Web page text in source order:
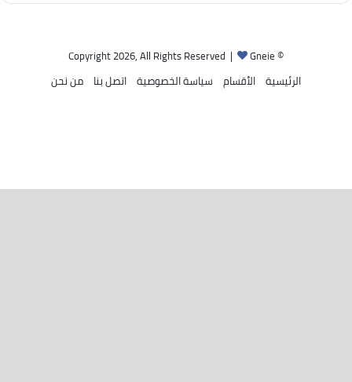
© Copyright 2026, All Rights Reserved |
Gneie
الرئيسية الأقسام سياسة الخصوصية اتصل بنا من نحن